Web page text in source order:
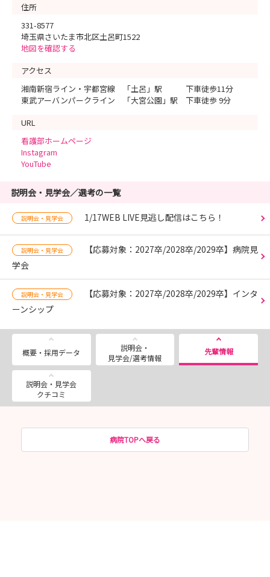
住所
331-8577
埼玉県さいたま市北区土呂町1522
地図を確認する
アクセス
湘南新宿ライン・宇都宮線 「土呂」駅 下車徒歩11分
東武アーバンパークライン 「大宮公園」駅 下車徒歩 9分
URL
看護部ホームページ
Instagram
YouTube
説明会・見学会／選考の一覧
説明会・見学会 1/17WEB LIVE見逃し配信はこちら！
説明会・見学会
【応募対象：2027卒/2028卒/2029卒】病院見
学会
説明会・見学会
【応募対象：2027卒/2028卒/2029卒】インタ
ーンシップ
概要・採用データ
説明会・
見学会/選考情報
先輩情報
説明会・見学会
クチコミ
病院TOPへ戻る